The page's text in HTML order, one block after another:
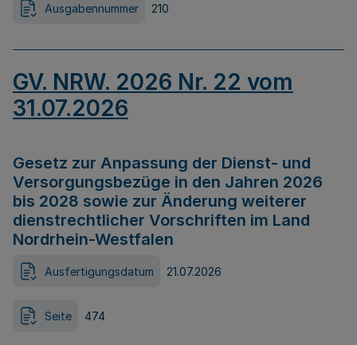
Ausgabennummer 210
GV. NRW. 2026 Nr. 22 vom
31.07.2026
Gesetz zur Anpassung der Dienst- und
Versorgungsbezüge in den Jahren 2026
bis 2028 sowie zur Änderung weiterer
dienstrechtlicher Vorschriften im Land
Nordrhein-Westfalen
Ausfertigungsdatum 21.07.2026
Seite 474